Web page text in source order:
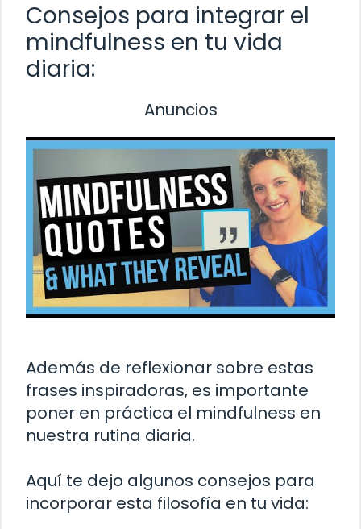
Consejos para integrar el
mindfulness en tu vida
diaria:
Anuncios
Además de reflexionar sobre estas
frases inspiradoras, es importante
poner en práctica el mindfulness en
nuestra rutina diaria.
Aquí te dejo algunos consejos para
incorporar esta filosofía en tu vida: